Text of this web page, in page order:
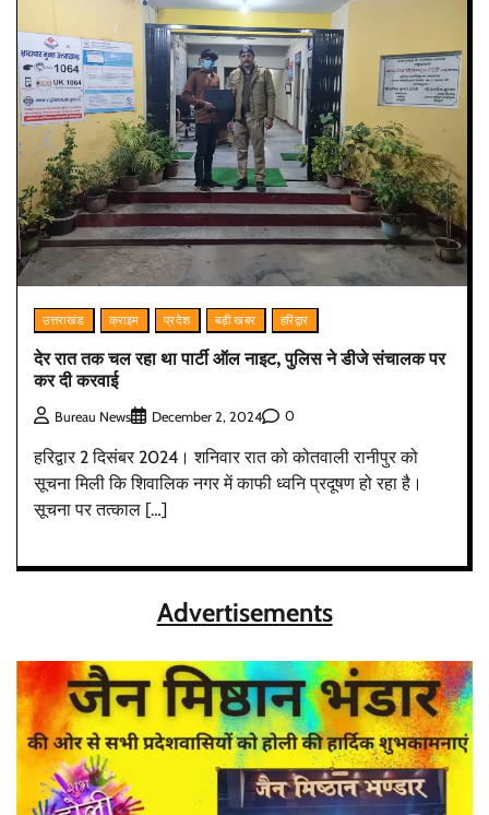
उत्तराखंड क्राइम प्रदेश बड़ी खबर हरिद्वार
देर रात तक चल रहा था पार्टी ऑल नाइट, पुलिस ने डीजे संचालक पर
कर दी करवाई
Bureau News December 2, 2024 0
हरिद्वार 2 दिसंबर 2024। शनिवार रात को कोतवाली रानीपुर को
सूचना मिली कि शिवालिक नगर में काफी ध्वनि प्रदूषण हो रहा है।
सूचना पर तत्काल […]
Advertisements